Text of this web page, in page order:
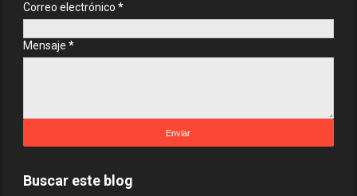
Correo electrónico *
Mensaje *
Buscar este blog